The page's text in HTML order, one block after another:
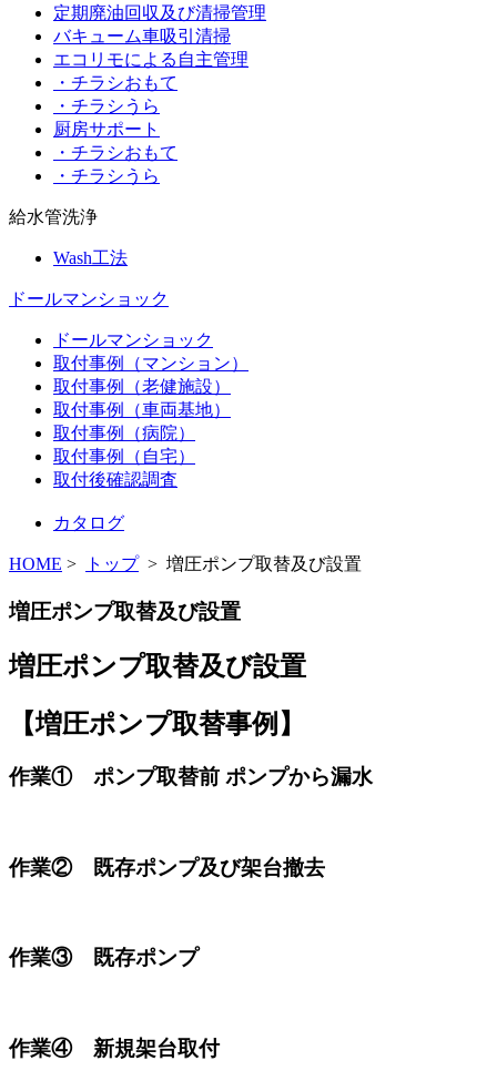
定期廃油回収及び清掃管理
バキューム車吸引清掃
エコリモによる自主管理
・チラシおもて
・チラシうら
厨房サポート
・チラシおもて
・チラシうら
給水管洗浄
Wash工法
ドールマンショック
ドールマンショック
取付事例（マンション）
取付事例（老健施設）
取付事例（車両基地）
取付事例（病院）
取付事例（自宅）
取付後確認調査
カタログ
HOME > トップ> 増圧ポンプ取替及び設置
増圧ポンプ取替及び設置
増圧ポンプ取替及び設置
【増圧ポンプ取替事例】
作業① ポンプ取替前 ポンプから漏水
作業② 既存ポンプ及び架台撤去
作業③ 既存ポンプ
作業④ 新規架台取付